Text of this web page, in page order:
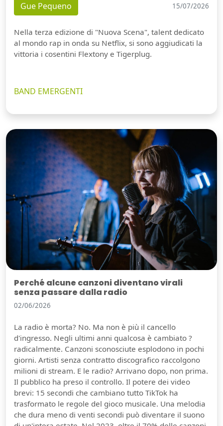
Gue Pequeno 15/07/2026
Nella terza edizione di "Nuova Scena", talent dedicato
al mondo rap in onda su Netflix, si sono aggiudicati la
vittoria i cosentini Flextony e Tigerplug.
BAND EMERGENTI
Perché alcune canzoni diventano virali
senza passare dalla radio
02/06/2026
La radio è morta? No. Ma non è più il cancello
d'ingresso. Negli ultimi anni qualcosa è cambiato ?
radicalmente. Canzoni sconosciute esplodono in pochi
giorni. Artisti senza contratto discografico raccolgono
milioni di stream. E le radio? Arrivano dopo, non prima.
Il pubblico ha preso il controllo. Il potere dei video
brevi: 15 secondi che cambiano tutto TikTok ha
trasformato le regole del gioco musicale. Una melodia
che dura meno di venti secondi può diventare il suono